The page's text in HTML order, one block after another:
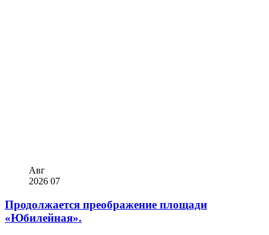
Авг
2026 07
Продолжается преображение площади
«Юбилейная».